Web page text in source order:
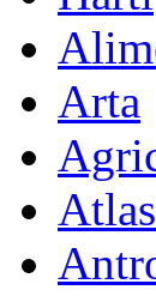
Arta